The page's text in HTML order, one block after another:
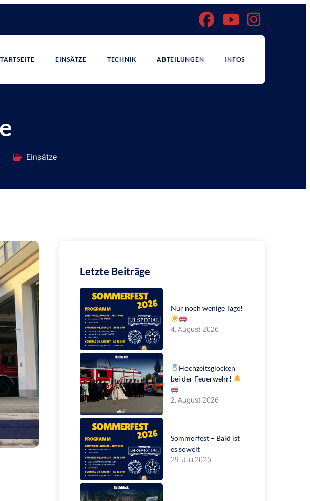
EINSÄTZE TECHNIK ABTEILUNGEN INFOS
Einsätze
Letzte Beiträge
Nur noch wenige Tage!
4. August 2026
Hochzeitsglocken
bei der Feuerwehr!
2. August 2026
Sommerfest – Bald ist
es soweit
29. Juli 2026